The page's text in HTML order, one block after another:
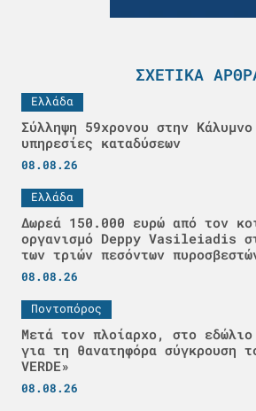
ΣΧΕΤΙΚΆ
Ελλάδα
Σύλληψη 59χρονου στην
υπηρεσίες καταδύσεων
08.08.26
Ελλάδα
Δωρεά 150.000 ευρώ από τον
οργανισμό Deppy Vasileiadis
των τριών πεσόντων
08.08.26
Ποντοπόρος
Μετά τον πλοίαρχο, στο
για τη θανατηφόρα σύγκρουση
VERDE»
08.08.26